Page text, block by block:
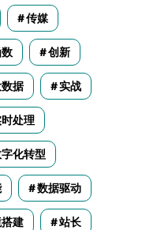
传媒
创新
据 实战
处理
化转型
数据驱动
建 站长